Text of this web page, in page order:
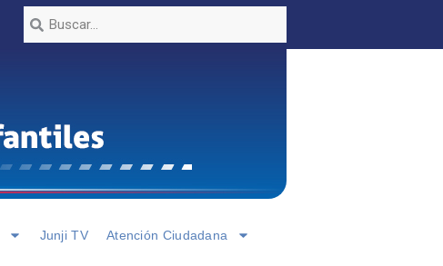
Junji TV Atención Ciudadana